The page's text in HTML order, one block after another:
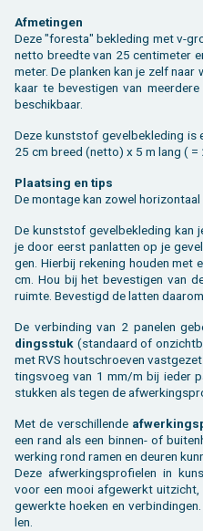
Af­me­tin­gen
Deze "fo­res­ta" be­kle­ding met v-
netto breed­te van 25 cen­ti­me­ter
meter. De plan­ken kan je zelf
kaar te be­ves­ti­gen van
be­schik­baar.
Deze kunst­stof ge­vel­be­kle­ding is
25 cm breed (netto) x 5 m lang ( =
Plaat­sing en tips
De mon­ta­ge kan zowel ho­ri­zon­taal
De kunst­stof ge­vel­be­kle­ding kan
je door eerst pan­lat­ten op je
gen. Hier­bij re­ke­ning hou­den met
cm. Hou bij het be­ves­ti­gen van
ruim­te. Be­ves­tigd de lat­ten
De ver­bin­ding van 2 pa­ne­len
dings­stuk (stan­daard of
met RVS hout­schroe­ven
tings­voeg van 1 mm/m bij ieder
stuk­ken als tegen de
Met de ver­schil­len­de
een rand als een bin­nen- of
wer­king rond ramen en ­deuren
Deze af­wer­kings­pro­fie­len in
voor een mooi af­ge­werkt
ge­werk­te hoe­ken en
len.